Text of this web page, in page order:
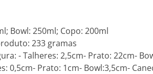
Bowl: 250ml; Copo: 200ml
233 gramas
- Talheres: 2,5cm- Prato: 22cm-
0,5cm- Prato: 1cm- Bowl:3,5cm-